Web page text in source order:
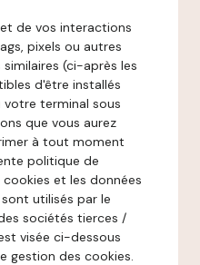
de vos interactions
pixels ou autres
(ci-après les
d'être installés
terminal sous
que vous aurez
à tout moment
politique de
et les données
utilisés par le
sociétés tierces /
visée ci-dessous
gestion des cookies.